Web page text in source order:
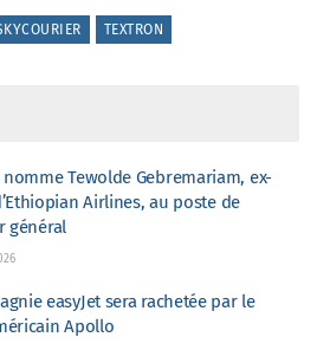
TEXTRON
Tewolde Gebremariam, ex-
Airlines, au poste de
général
easyJet sera rachetée par le
Apollo